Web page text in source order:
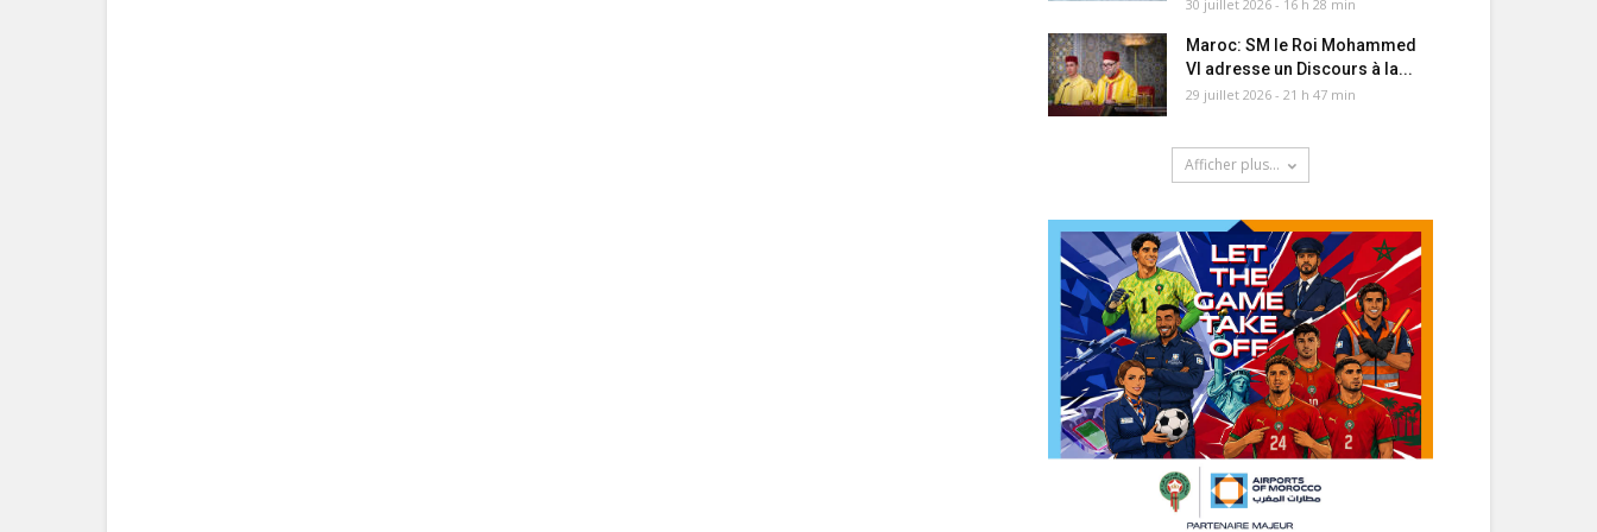
30 juillet 2026 - 16 h 28 min
Maroc: SM le Roi Mohammed
VI adresse un Discours à la...
29 juillet 2026 - 21 h 47 min
Afficher plus...